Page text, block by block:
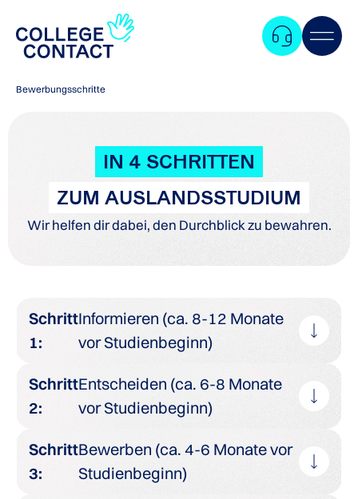
Bewerbungsschritte
IN 4 SCHRITTEN
ZUM AUSLANDSSTUDIUM
Wir helfen dir dabei, den Durchblick zu bewahren.
Schritt
1:
Informieren (ca. 8-12 Monate
vor Studienbeginn)
Schritt
2:
Entscheiden (ca. 6-8 Monate
vor Studienbeginn)
Schritt
3:
Bewerben (ca. 4-6 Monate vor
Studienbeginn)